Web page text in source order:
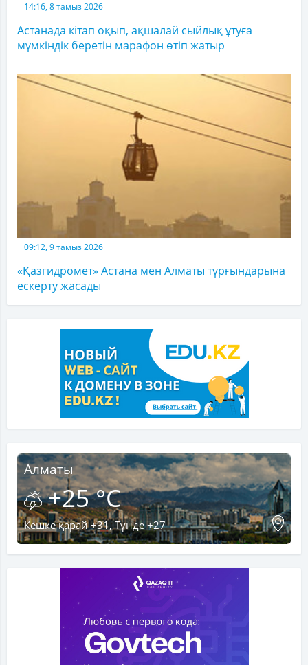
14:16, 8 тамыз 2026
Астанада кітап оқып, ақшалай сыйлық ұтуға
мүмкіндік беретін марафон өтіп жатыр
09:12, 9 тамыз 2026
«Қазгидромет» Астана мен Алматы тұрғындарына
ескерту жасады
Алматы
+25 °C
Кешке қарай +31, Түнде +27